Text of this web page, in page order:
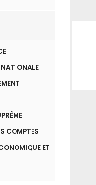
NATIONALE
COMPTES
ET